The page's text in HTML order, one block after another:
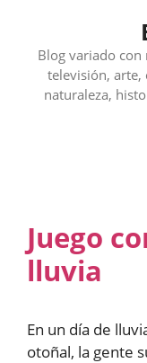
contenidoBlog variado con
televisión, arte,
naturaleza,
Juego
lluvia
En un día de
otoñal, la gente